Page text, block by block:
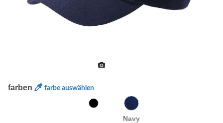
farben farbe auswählen
Navy